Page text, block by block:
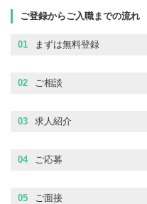
ご登録からご入職までの流れ
01 まずは無料登録
02 ご相談
03 求人紹介
04 ご応募
05 ご面接